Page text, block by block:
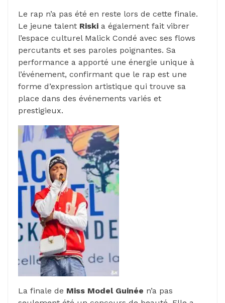
Le rap n’a pas été en reste lors de cette finale.
Le jeune talent Riski a également fait vibrer
l’espace culturel Malick Condé avec ses flows
percutants et ses paroles poignantes. Sa
performance a apporté une énergie unique à
l’événement, confirmant que le rap est une
forme d’expression artistique qui trouve sa
place dans des événements variés et
prestigieux.
La finale de Miss Model Guinée n’a pas